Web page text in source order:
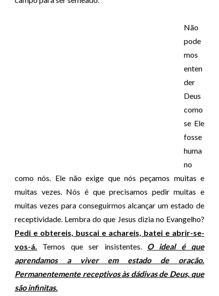
Não
pode
mos
enten
der
Deus
como
se Ele
fosse
huma
no
como nós. Ele não exige que nós peçamos muitas e
muitas vezes. Nós é que precisamos pedir muitas e
muitas vezes para conseguirmos alcançar um estado de
receptividade. Lembra do que Jesus dizia no Evangelho?
Pedi e obtereis, buscai e achareis, batei e abrir-se-
vos-á.
Temos que ser insistentes. O ideal é que
aprendamos a viver em estado de oração.
Permanentemente receptivos às dádivas de Deus, que
são infinitas.